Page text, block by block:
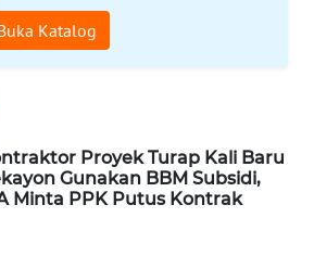
Katalog
Proyek Turap Kali Baru
Gunakan BBM Subsidi,
Minta PPK Putus Kontrak